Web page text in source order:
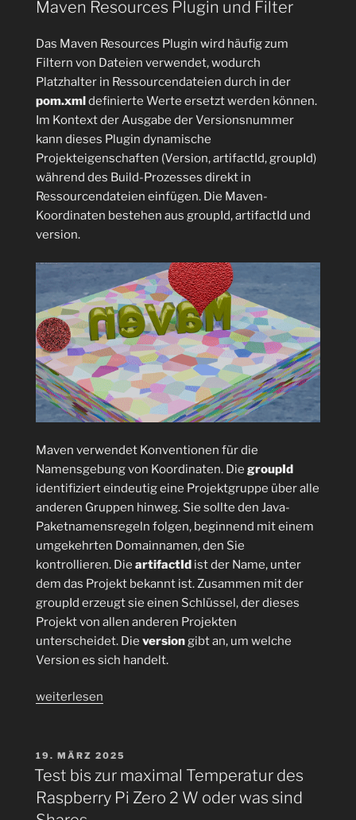
Maven Resources Plugin und Filter
Das Maven Resources Plugin wird häufig zum
Filtern von Dateien verwendet, wodurch
Platzhalter in Ressourcendateien durch in der
pom.xml definierte Werte ersetzt werden können.
Im Kontext der Ausgabe der Versionsnummer
kann dieses Plugin dynamische
Projekteigenschaften (Version, artifactId, groupId)
während des Build-Prozesses direkt in
Ressourcendateien einfügen. Die Maven-
Koordinaten bestehen aus groupId, artifactId und
version.
Maven verwendet Konventionen für die
Namensgebung von Koordinaten. Die groupId
identifiziert eindeutig eine Projektgruppe über alle
anderen Gruppen hinweg. Sie sollte den Java-
Paketnamensregeln folgen, beginnend mit einem
umgekehrten Domainnamen, den Sie
kontrollieren. Die artifactId ist der Name, unter
dem das Projekt bekannt ist. Zusammen mit der
groupId erzeugt sie einen Schlüssel, der dieses
Projekt von allen anderen Projekten
unterscheidet. Die versiongibt an, um welche
Version es sich handelt.
„Dynamische
Maven
Resources
Plugin
und
weiterlesen
VERÖFFENTLICHT
AM
19. MÄRZ 2025
Test bis zur maximal Temperatur des
Raspberry Pi Zero 2 W oder was sind